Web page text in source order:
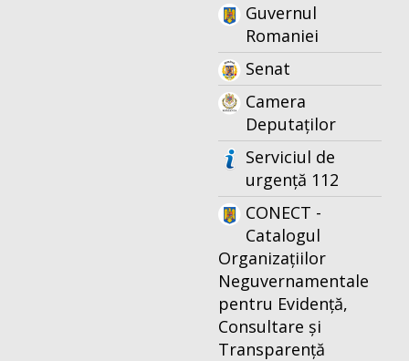
Guvernul
Romaniei
Senat
Camera
Deputaților
Serviciul de
urgență 112
CONECT -
Catalogul
Organizațiilor
Neguvernamentale
pentru Evidență,
Consultare și
Transparență